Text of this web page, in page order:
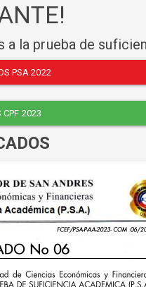
la prueba de
PSA 2022
CPF 2023